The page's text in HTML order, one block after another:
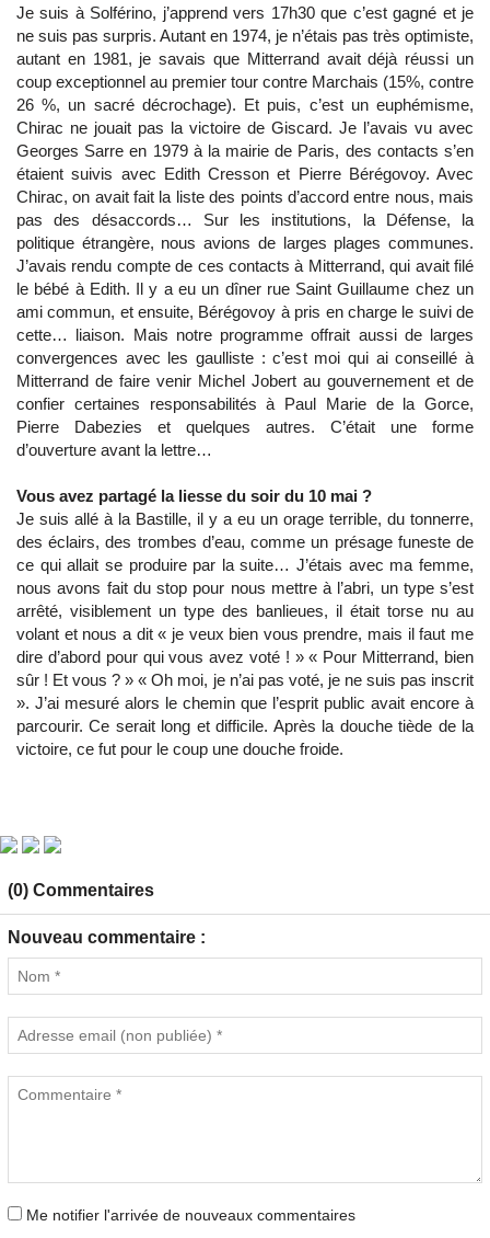
Je suis à Solférino, j’apprend vers 17h30 que c’est gagné et je
ne suis pas surpris. Autant en 1974, je n’étais pas très optimiste,
autant en 1981, je savais que Mitterrand avait déjà réussi un
coup exceptionnel au premier tour contre Marchais (15%, contre
26 %, un sacré décrochage). Et puis, c’est un euphémisme,
Chirac ne jouait pas la victoire de Giscard. Je l’avais vu avec
Georges Sarre en 1979 à la mairie de Paris, des contacts s’en
étaient suivis avec Edith Cresson et Pierre Bérégovoy. Avec
Chirac, on avait fait la liste des points d’accord entre nous, mais
pas des désaccords… Sur les institutions, la Défense, la
politique étrangère, nous avions de larges plages communes.
J’avais rendu compte de ces contacts à Mitterrand, qui avait filé
le bébé à Edith. Il y a eu un dîner rue Saint Guillaume chez un
ami commun, et ensuite, Bérégovoy à pris en charge le suivi de
cette… liaison. Mais notre programme offrait aussi de larges
convergences avec les gaulliste : c’est moi qui ai conseillé à
Mitterrand de faire venir Michel Jobert au gouvernement et de
confier certaines responsabilités à Paul Marie de la Gorce,
Pierre Dabezies et quelques autres. C’était une forme
d’ouverture avant la lettre…
Vous avez partagé la liesse du soir du 10 mai ?
Je suis allé à la Bastille, il y a eu un orage terrible, du tonnerre,
des éclairs, des trombes d’eau, comme un présage funeste de
ce qui allait se produire par la suite… J’étais avec ma femme,
nous avons fait du stop pour nous mettre à l’abri, un type s’est
arrêté, visiblement un type des banlieues, il était torse nu au
volant et nous a dit « je veux bien vous prendre, mais il faut me
dire d’abord pour qui vous avez voté ! » « Pour Mitterrand, bien
sûr ! Et vous ? » « Oh moi, je n’ai pas voté, je ne suis pas inscrit
». J’ai mesuré alors le chemin que l’esprit public avait encore à
parcourir. Ce serait long et difficile. Après la douche tiède de la
victoire, ce fut pour le coup une douche froide.
(0) Commentaires
Nouveau commentaire :
Me notifier l'arrivée de nouveaux commentaires